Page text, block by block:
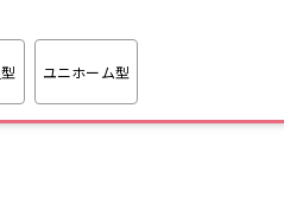
ユニホーム型